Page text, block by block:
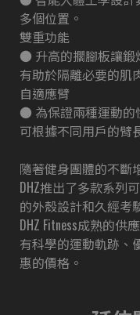
多個位置。
雙重功能
● 升高的擱腳板讓鍛
有助於隔離必要的肌
自適應臂
● 為保證兩種運動的
可根據不同用戶的臂
隨著健身團體的不斷
DHZ推出了多款系列
的外殼設計和久經考
DHZ Fitness成熟的
有科學的運動軌跡、
惠的價格。